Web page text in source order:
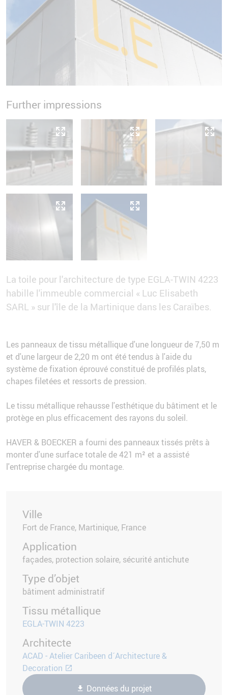
Further impressions
La toile pour l'architecture de type EGLA-TWIN 4223
habille l'immeuble commercial « Luc Elisabeth
SARL » sur l'île de la Martinique dans les Caraïbes.
Les panneaux de tissu métallique d'une longueur de 7,50 m
et d'une largeur de 2,20 m ont été tendus à l'aide du
système de fixation éprouvé constitué de profilés plats,
chapes filetées et ressorts de pression.
Le tissu métallique rehausse l'esthétique du bâtiment et le
protège en plus efficacement des rayons du soleil.
HAVER & BOECKER a fourni des panneaux tissés prêts à
monter d'une surface totale de 421 m² et a assisté
l'entreprise chargée du montage.
Ville
Fort de France, Martinique, France
Application
façades, protection solaire, sécurité antichute
Type d’objet
bâtiment administratif
Tissu métallique
EGLA-TWIN 4223
Architecte
ACAD - Atelier Caribeen d´Architecture &
Decoration
Données du projet